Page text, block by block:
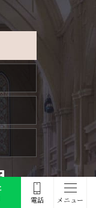
電話 メニュー